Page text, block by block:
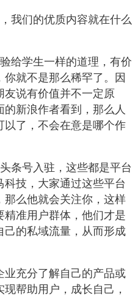
我们的优质内容就在什么
给学生一样的道理，有价
就不是那么稀罕了。因
友说有价值并不一定原
新浪作者看到，那么人
以了，不会在意是哪个作
条号入驻，这些都是平台
科技 ，大家通过这些平台
么他就会关注你，这样
准用户群体，他们才是
的私域流量，从而形成
充分了解自己的产品或
帮助用户，成长自己，